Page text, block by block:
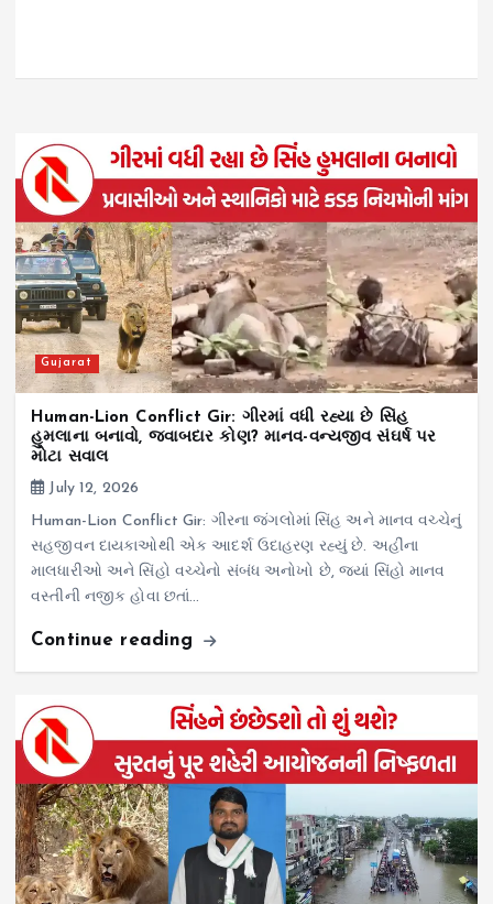
Gujarat
Human-Lion Conflict Gir: ગીરમાં વધી રહ્યા છે સિંહ
હુમલાના બનાવો, જવાબદાર કોણ? માનવ-વન્યજીવ સંઘર્ષ પર
મોટા સવાલ
July 12, 2026
Human-Lion Conflict Gir: ગીરના જંગલોમાં સિંહ અને માનવ વચ્ચેનું
સહજીવન દાયકાઓથી એક આદર્શ ઉદાહરણ રહ્યું છે. અહીંના
માલધારીઓ અને સિંહો વચ્ચેનો સંબંધ અનોખો છે, જ્યાં સિંહો માનવ
વસ્તીની નજીક હોવા છતાં…
Continue reading